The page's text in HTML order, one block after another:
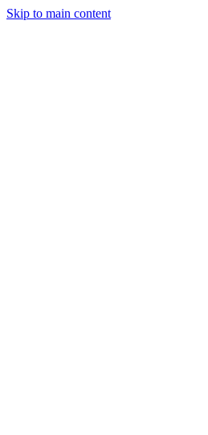
Skip to main content